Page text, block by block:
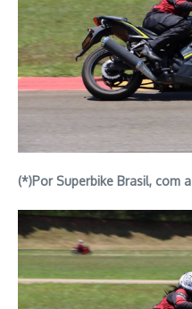
(*)Por Superbike Brasil, com